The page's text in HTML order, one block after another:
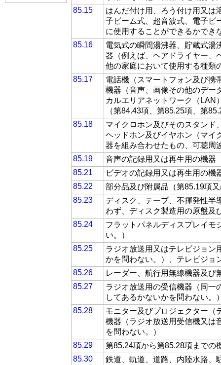
85.15
はんだ付け用、ろう付け用又は
子ビーム式、超音波式、電子ビ
に使用することができるかでき
85.16
電気式の瞬間湯沸器、貯蔵式湯
器（例えば、ヘアドライヤー、
他の家庭において使用する種類
85.17
電話機（スマートフォン及び携
機器（音声、画像その他のデー
カルエリアネットワーク（LAN
（第84.43項、第85.25項、第
85.18
マイクロホン及びそのスタンド
ヘッドホン及びイヤホン（マイ
器を組み合わせたもの、可聴周
85.19
音声の記録用又は再生用の機器
85.21
ビデオの記録用又は再生用の機
85.22
部分品及び附属品（第85.19項
85.23
ディスク、テープ、不揮発性半
わず、ディスク製造用の原盤及
85.24
フラットパネルディスプレイモ
い。）
85.25
ラジオ放送用又はテレビジョン
かを問わない。）、テレビジョ
85.26
レーダー、航行用無線機器及び
85.27
ラジオ放送用の受信機器（同一
してあるかないかを問わない。
85.28
モニター及びプロジェクター（
機器（ラジオ放送用受信機又は
を問わない。）
85.29
第85.24項から第85.28項までの
85.30
鉄道、軌道、道路、内陸水路、